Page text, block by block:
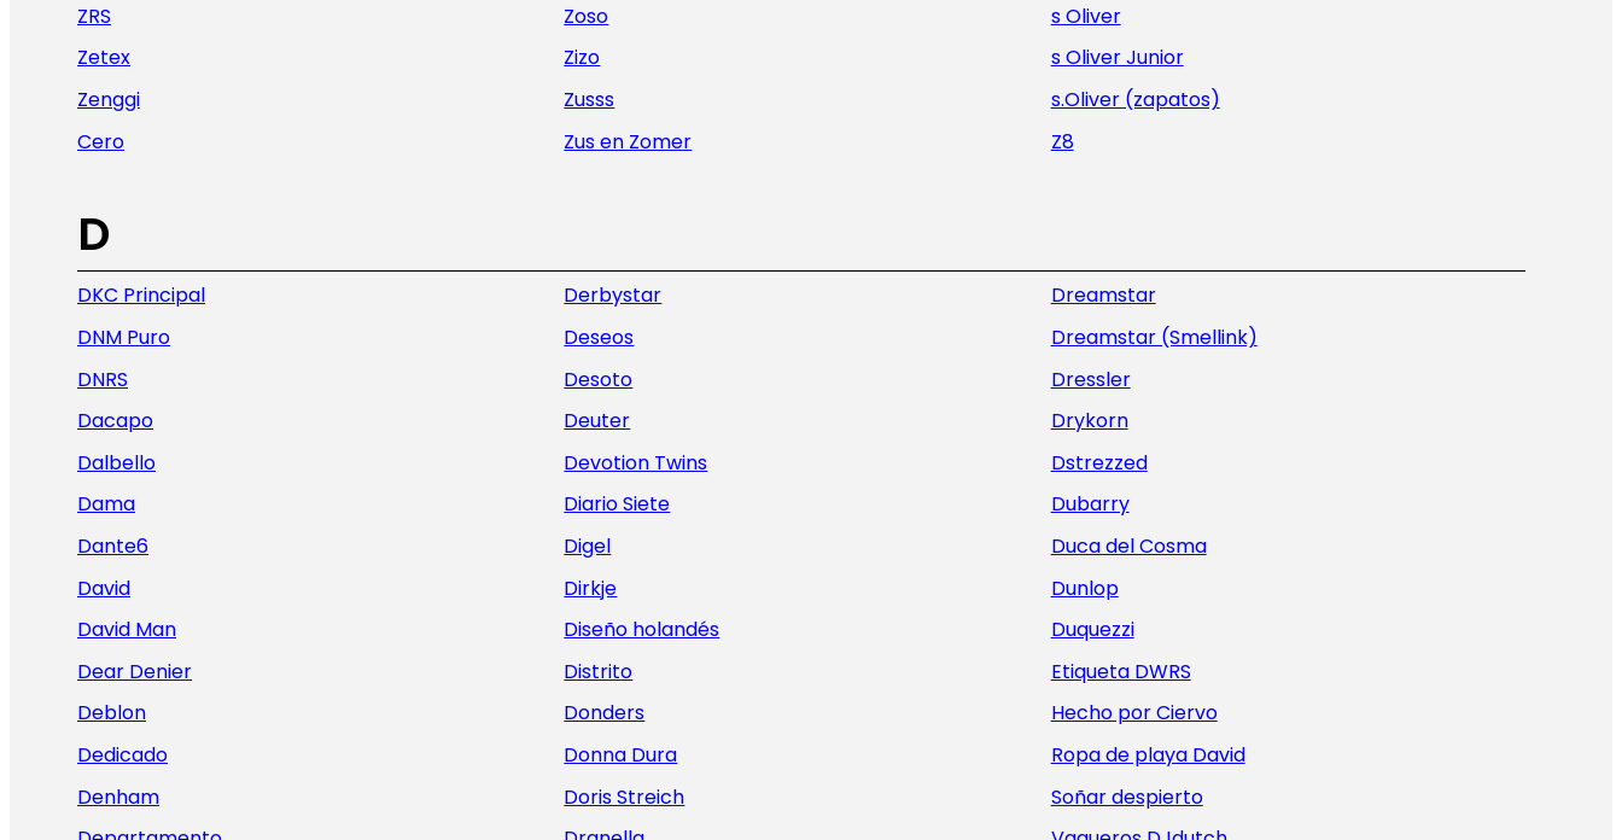
ZRS
Zetex
Zenggi
Cero
Zoso
Zizo
Zusss
Zus en Zomer
s Oliver
s Oliver Junior
s.Oliver (zapatos)
Z8
D
DKC Principal
DNM Puro
DNRS
Dacapo
Dalbello
Dama
Dante6
David
David Man
Dear Denier
Deblon
Dedicado
Denham
Derbystar
Deseos
Desoto
Deuter
Devotion Twins
Diario Siete
Digel
Dirkje
Diseño holandés
Distrito
Donders
Donna Dura
Doris Streich
Dreamstar
Dreamstar (Smellink)
Dressler
Drykorn
Dstrezzed
Dubarry
Duca del Cosma
Dunlop
Duquezzi
Etiqueta DWRS
Hecho por Ciervo
Ropa de playa David
Soñar despierto